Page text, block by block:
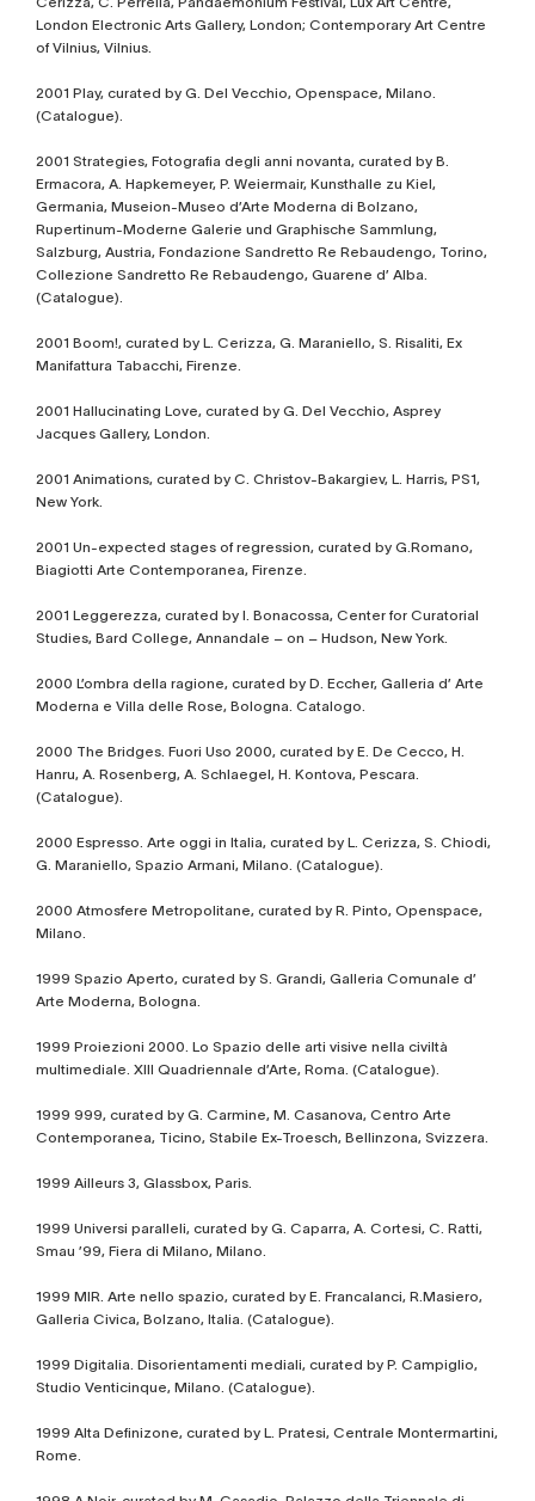
London Electronic Arts Gallery, London; Contemporary Art Centre
of Vilnius, Vilnius.
2001 Play, curated by G. Del Vecchio, Openspace, Milano.
(Catalogue).
2001 Strategies, Fotografia degli anni novanta, curated by B.
Ermacora, A. Hapkemeyer, P. Weiermair, Kunsthalle zu Kiel,
Germania, Museion-Museo d’Arte Moderna di Bolzano,
Rupertinum-Moderne Galerie und Graphische Sammlung,
Salzburg, Austria, Fondazione Sandretto Re Rebaudengo, Torino,
Collezione Sandretto Re Rebaudengo, Guarene d’ Alba.
(Catalogue).
2001 Boom!, curated by L. Cerizza, G. Maraniello, S. Risaliti, Ex
Manifattura Tabacchi, Firenze.
2001 Hallucinating Love, curated by G. Del Vecchio, Asprey
Jacques Gallery, London.
2001 Animations, curated by C. Christov-Bakargiev, L. Harris, PS1,
New York.
2001 Un-expected stages of regression, curated by G.Romano,
Biagiotti Arte Contemporanea, Firenze.
2001 Leggerezza, curated by I. Bonacossa, Center for Curatorial
Studies, Bard College, Annandale – on – Hudson, New York.
2000 L’ombra della ragione, curated by D. Eccher, Galleria d’ Arte
Moderna e Villa delle Rose, Bologna. Catalogo.
2000 The Bridges. Fuori Uso 2000, curated by E. De Cecco, H.
Hanru, A. Rosenberg, A. Schlaegel, H. Kontova, Pescara.
(Catalogue).
2000 Espresso. Arte oggi in Italia, curated by L. Cerizza, S. Chiodi,
G. Maraniello, Spazio Armani, Milano. (Catalogue).
2000 Atmosfere Metropolitane, curated by R. Pinto, Openspace,
Milano.
1999 Spazio Aperto, curated by S. Grandi, Galleria Comunale d’
Arte Moderna, Bologna.
1999 Proiezioni 2000. Lo Spazio delle arti visive nella civiltà
multimediale. XIII Quadriennale d’Arte, Roma. (Catalogue).
1999 999, curated by G. Carmine, M. Casanova, Centro Arte
Contemporanea, Ticino, Stabile Ex-Troesch, Bellinzona, Svizzera.
1999 Ailleurs 3, Glassbox, Paris.
1999 Universi paralleli, curated by G. Caparra, A. Cortesi, C. Ratti,
Smau ’99, Fiera di Milano, Milano.
1999 MIR. Arte nello spazio, curated by E. Francalanci, R.Masiero,
Galleria Civica, Bolzano, Italia. (Catalogue).
1999 Digitalia. Disorientamenti mediali, curated by P. Campiglio,
Studio Venticinque, Milano. (Catalogue).
1999 Alta Definizone, curated by L. Pratesi, Centrale Montermartini,
Rome.